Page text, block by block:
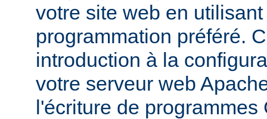
votre site web en
programmation préféré.
introduction à la
votre serveur web
l'écriture de programmes